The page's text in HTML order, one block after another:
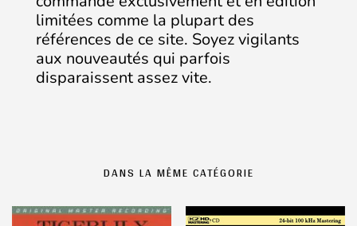
limitées comme la plupart des
références de ce site. Soyez vigilants
aux nouveautés qui parfois
disparaissent assez vite.
DANS LA MÊME CATÉGORIE